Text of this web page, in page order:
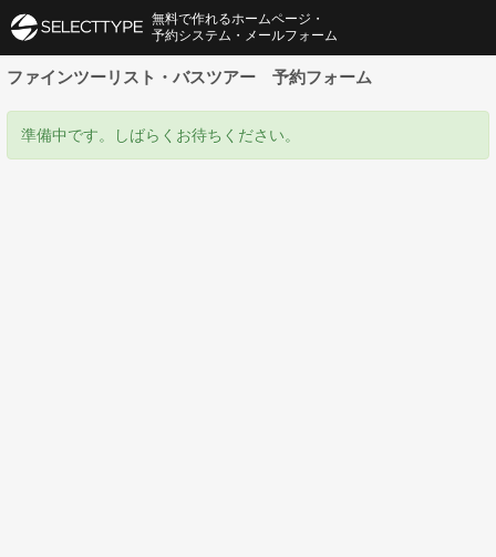
ファインツーリスト・バスツアー 予約フォーム
準備中です。しばらくお待ちください。
無料で作れるホームページ・
予約システム・メールフォーム